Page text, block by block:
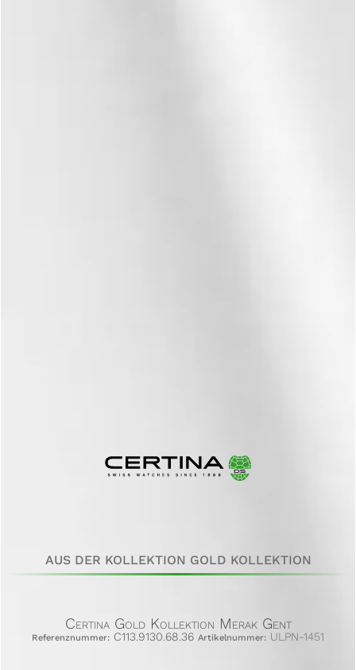
AUS DER KOLLEKTION GOLD KOLLEKTION
Certina Gold Kollektion Merak Gent
Referenznummer: C113.9130.68.36 Artikelnummer: ULPN-1451